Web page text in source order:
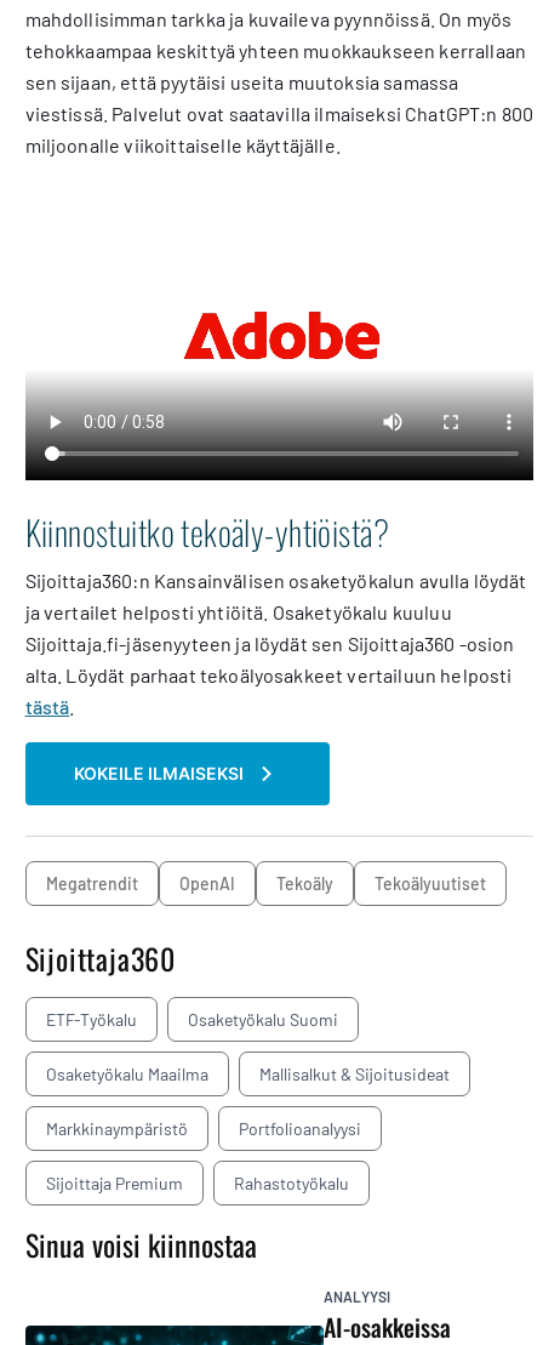
mahdollisimman tarkka ja kuvaileva pyynnöissä. On myös
tehokkaampaa keskittyä yhteen muokkaukseen kerrallaan
sen sijaan, että pyytäisi useita muutoksia samassa
viestissä. Palvelut ovat saatavilla ilmaiseksi ChatGPT:n 800
miljoonalle viikoittaiselle käyttäjälle.
Kiinnostuitko tekoäly-yhtiöistä?
Sijoittaja360:n Kansainvälisen osaketyökalun avulla löydät
ja vertailet helposti yhtiöitä. Osaketyökalu kuuluu
Sijoittaja.fi-jäsenyyteen ja löydät sen Sijoittaja360 -osion
alta. Löydät parhaat tekoälyosakkeet vertailuun helposti
tästä
KOKEILE ILMAISEKSI
megatrendit OpenAI Tekoäly Tekoälyuutiset
Sijoittaja360
ETF-Työkalu Osaketyökalu Suomi
Osaketyökalu Maailma Mallisalkut & Sijoitusideat
Markkinaympäristö Portfolioanalyysi
Sijoittaja Premium Rahastotyökalu
Sinua voisi kiinnostaa
ANALYYSI
AI-osakkeissa